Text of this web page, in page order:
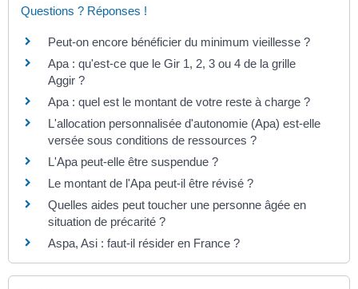
Questions ? Réponses !
Peut-on encore bénéficier du minimum vieillesse ?
Apa : qu'est-ce que le Gir 1, 2, 3 ou 4 de la grille
Aggir ?
Apa : quel est le montant de votre reste à charge ?
L'allocation personnalisée d'autonomie (Apa) est-elle
versée sous conditions de ressources ?
L'Apa peut-elle être suspendue ?
Le montant de l'Apa peut-il être révisé ?
Quelles aides peut toucher une personne âgée en
situation de précarité ?
Aspa, Asi : faut-il résider en France ?